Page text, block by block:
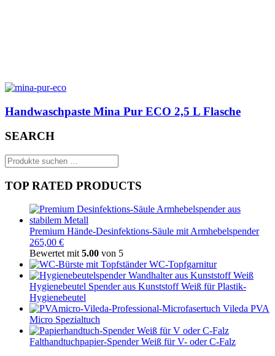
Handwaschpaste Mina Pur ECO 2,5 L Flasche
SEARCH
Suchen
nach:
TOP RATED PRODUCTS
Premium Hände-Desinfektions-Säule mit Armhebelspender
265,00 €
Bewertet mit5.00 von 5
WC-Topfgarnitur
Hygienebeutel Spender aus Kunststoff Weiß für Plastik-
Hygienebeutel
Vileda PVA
Micro Spezialtuch
Falthandtuchpapier-Spender Weiß für V- oder C-Falz